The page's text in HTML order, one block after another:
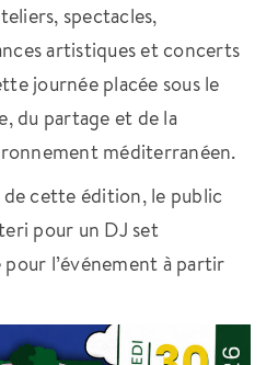
spectacles,
artistiques et concerts
journée placée sous le
du partage et de la
méditerranéen.
cette édition, le public
pour un DJ set
l’événement à partir